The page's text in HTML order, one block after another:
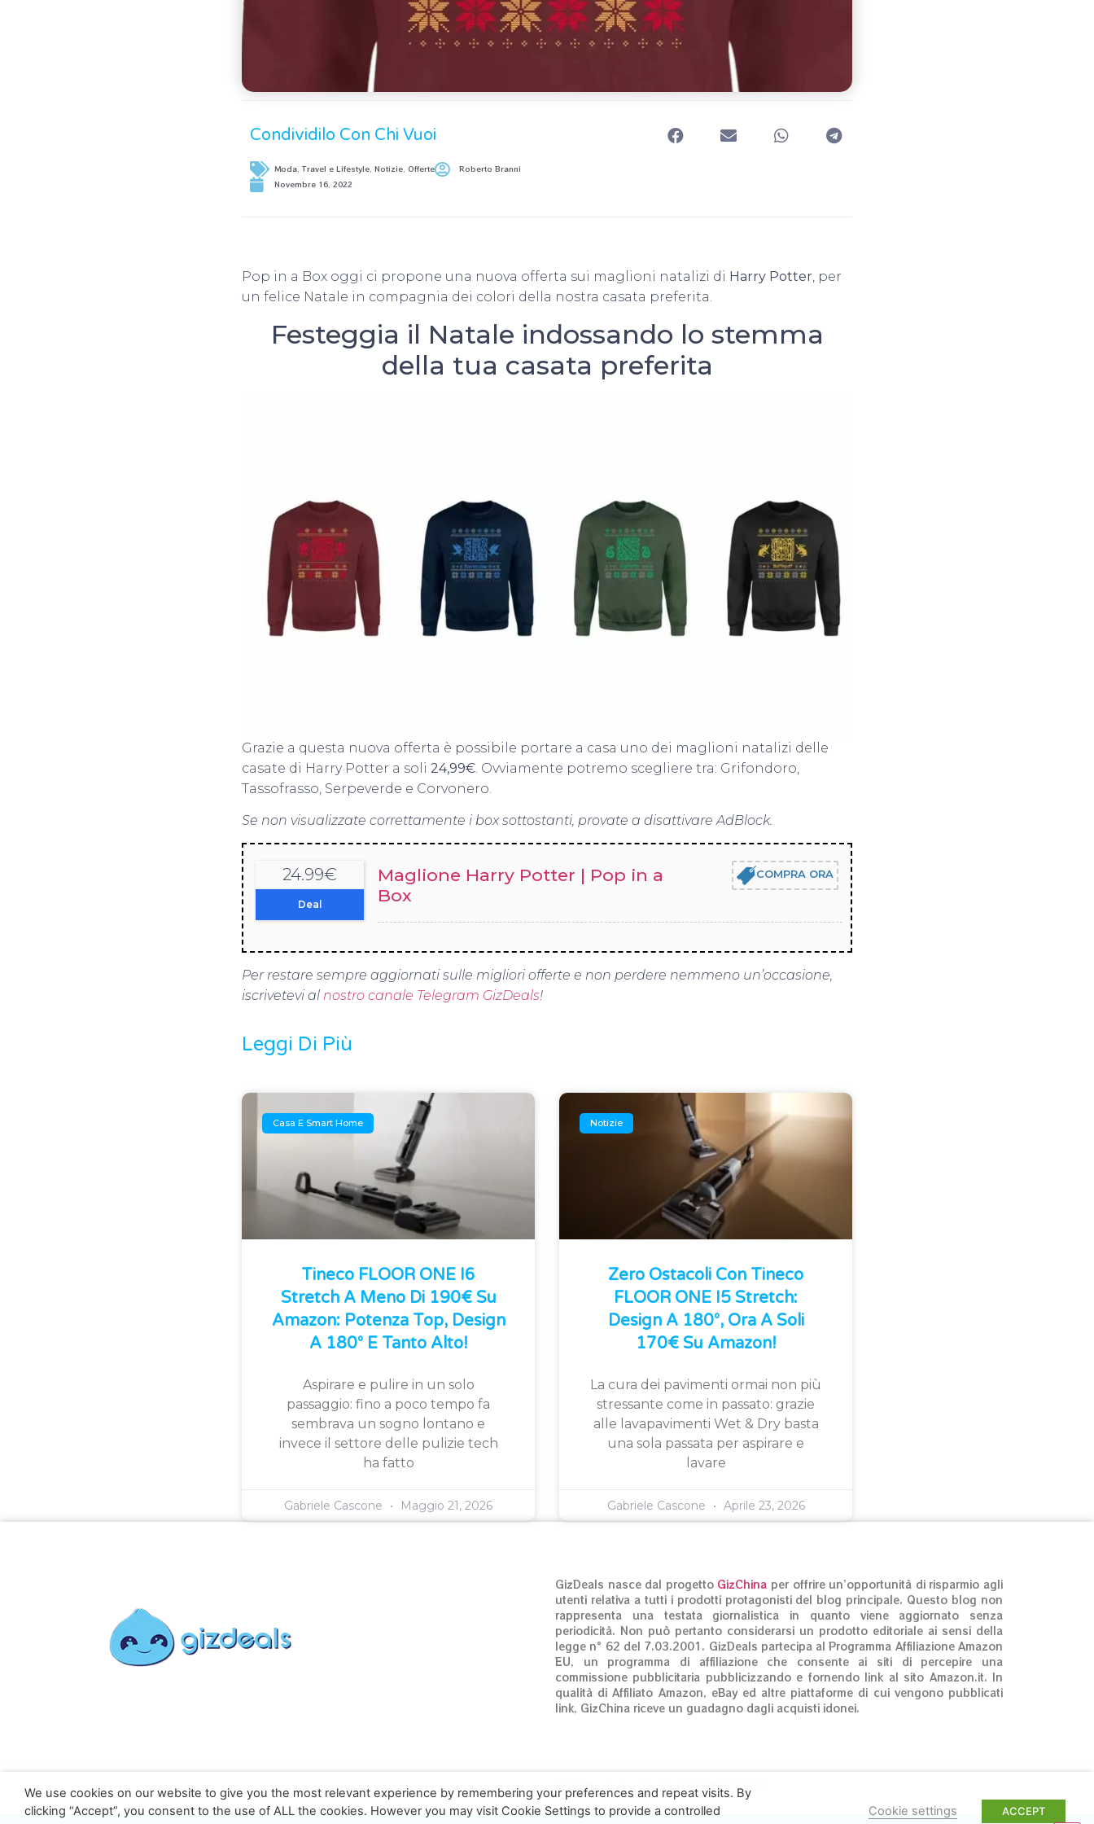
Condividilo Con Chi Vuoi
Moda, Travel e Lifestyle, Notizie, Offerte
Roberto Branni
Novembre 16, 2022
Pop in a Box oggi ci propone una nuova offerta sui maglioni natalizi di Harry Potter, per
un felice Natale in compagnia dei colori della nostra casata preferita.
Festeggia il Natale indossando lo stemma
della tua casata preferita
Grazie a questa nuova offerta è possibile portare a casa uno dei maglioni natalizi delle
casate di Harry Potter a soli 24,99€ . Ovviamente potremo scegliere tra: Grifondoro,
Tassofrasso, Serpeverde e Corvonero.
Se non visualizzate correttamente i box sottostanti, provate a disattivare AdBlock.
24.99€
Deal
Maglione Harry Potter | Pop in a
Box
COMPRA ORA
Per restare sempre aggiornati sulle migliori offerte e non perdere nemmeno un’occasione,
iscrivetevi al nostro canale Telegram GizDeals!
Leggi Di Più
Casa E Smart Home
Tineco FLOOR ONE I6
Stretch A Meno Di 190€ Su
Amazon: Potenza Top, Design
A 180° E Tanto Alto!
Aspirare e pulire in un solo
passaggio: fino a poco tempo fa
sembrava un sogno lontano e
invece il settore delle pulizie tech
ha fatto
Gabriele Cascone Maggio 21, 2026
Notizie
Zero Ostacoli Con Tineco
FLOOR ONE I5 Stretch:
Design A 180°, Ora A Soli
170€ Su Amazon!
La cura dei pavimenti ormai non più
stressante come in passato: grazie
alle lavapavimenti Wet & Dry basta
una sola passata per aspirare e
lavare
Gabriele Cascone Aprile 23, 2026
GizDeals nasce dal progetto GizChina per offrire un’opportunità di risparmio agli
utenti relativa a tutti i prodotti protagonisti del blog principale. Questo blog non
rappresenta una testata giornalistica in quanto viene aggiornato senza
periodicità. Non può pertanto considerarsi un prodotto editoriale ai sensi della
legge n° 62 del 7.03.2001. GizDeals partecipa al Programma Affiliazione Amazon
EU, un programma di affiliazione che consente ai siti di percepire una
commissione pubblicitaria pubblicizzando e fornendo link al sito Amazon.it. In
qualità di Affiliato Amazon, eBay ed altre piattaforme di cui vengono pubblicati
link, GizChina riceve un guadagno dagli acquisti idonei.
© GizDeals.it – Giz S.r.l. 01973020660
We use cookies on our website to give you the most relevant experience by remembering your preferences and repeat visits. By
clicking “Accept”, you consent to the use of ALL the cookies. However you may visit Cookie Settings to provide a controlled
Cookie settings ACCEPT